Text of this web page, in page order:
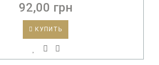
92,00 грн
КУПИТЬ